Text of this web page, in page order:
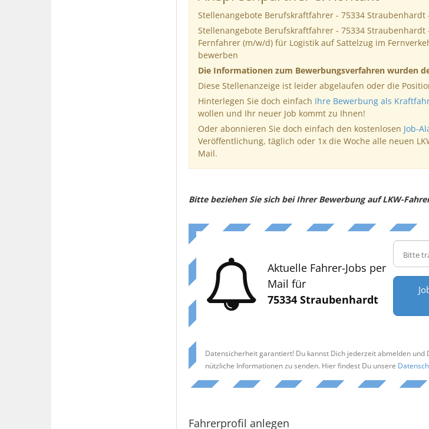
Stellenangebote Berufskraftfahrer - 75334 Straubenhardt
Stellenangebote Berufskraftfahrer - 75334
Fernfahrer (m/w/d) für Logistik auf Sattelzug im
bewerben
Die Informationen zum Bewerbungsverfahren wurden
Diese Stellenanzeige ist leider abgelaufen oder die
Hinterlegen Sie doch einfach Ihre Bewerbung als
wollen und Ihr neuer Job kommt zu Ihnen!
Oder abonnieren Sie doch einfach den kostenlosen Job-
Veröffentlichung, täglich oder 1x die Woche alle neuen
Mail.
Bitte beziehen Sie sich bei Ihrer Bewerbung auf LKW-
Aktuelle Fahrer-Jobs per
Mail für
75334 Straubenhardt
Datensicherheit garantiert! Du kannst Dich jederzeit abmelden
nützliche Informationen zu senden. Hier findest Du unsere
Fahrerprofil anlegen